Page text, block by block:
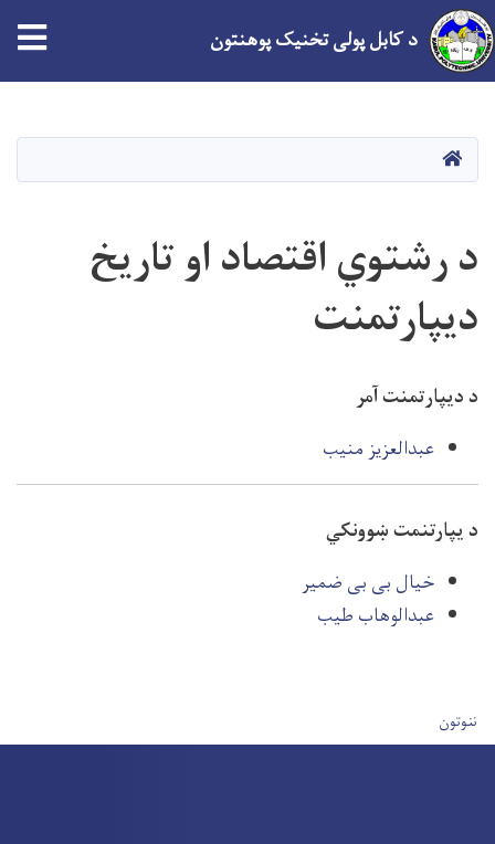
د کابل پولی تخنیک پوهنتون
کور
د رشتوي اقتصاد او تاریخ
دیپارتمنت
د دیپارتمنت آمر
عبدالعزیز منیب
د یپارتنمت ښوونکي
خیال بی بی ضمیر
عبدالوهاب طیب
User account menu
ننوتون